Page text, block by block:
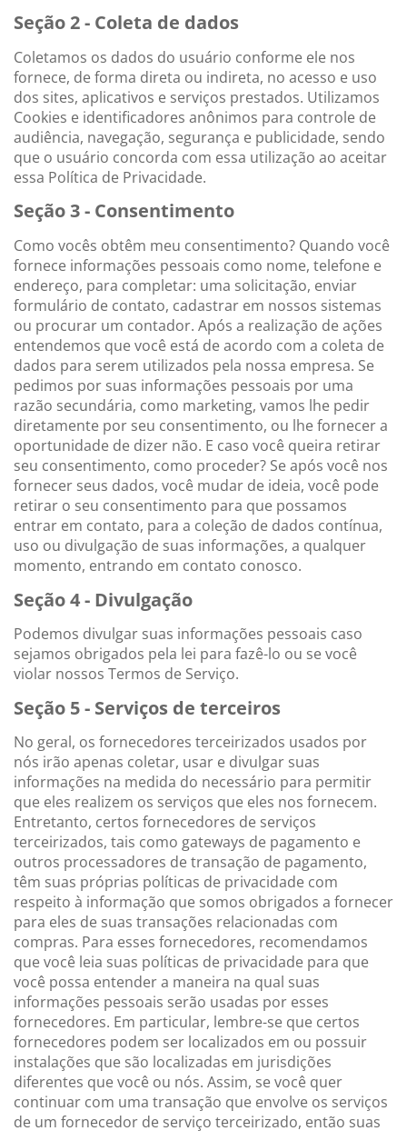
Seção 2 - Coleta de dados
Coletamos os dados do usuário conforme ele nos
fornece, de forma direta ou indireta, no acesso e uso
dos sites, aplicativos e serviços prestados. Utilizamos
Cookies e identificadores anônimos para controle de
audiência, navegação, segurança e publicidade, sendo
que o usuário concorda com essa utilização ao aceitar
essa Política de Privacidade.
Seção 3 - Consentimento
Como vocês obtêm meu consentimento? Quando você
fornece informações pessoais como nome, telefone e
endereço, para completar: uma solicitação, enviar
formulário de contato, cadastrar em nossos sistemas
ou procurar um contador. Após a realização de ações
entendemos que você está de acordo com a coleta de
dados para serem utilizados pela nossa empresa. Se
pedimos por suas informações pessoais por uma
razão secundária, como marketing, vamos lhe pedir
diretamente por seu consentimento, ou lhe fornecer a
oportunidade de dizer não. E caso você queira retirar
seu consentimento, como proceder? Se após você nos
fornecer seus dados, você mudar de ideia, você pode
retirar o seu consentimento para que possamos
entrar em contato, para a coleção de dados contínua,
uso ou divulgação de suas informações, a qualquer
momento, entrando em contato conosco.
Seção 4 - Divulgação
Podemos divulgar suas informações pessoais caso
sejamos obrigados pela lei para fazê-lo ou se você
violar nossos Termos de Serviço.
Seção 5 - Serviços de terceiros
No geral, os fornecedores terceirizados usados por
nós irão apenas coletar, usar e divulgar suas
informações na medida do necessário para permitir
que eles realizem os serviços que eles nos fornecem.
Entretanto, certos fornecedores de serviços
terceirizados, tais como gateways de pagamento e
outros processadores de transação de pagamento,
têm suas próprias políticas de privacidade com
respeito à informação que somos obrigados a fornecer
para eles de suas transações relacionadas com
compras. Para esses fornecedores, recomendamos
que você leia suas políticas de privacidade para que
você possa entender a maneira na qual suas
informações pessoais serão usadas por esses
fornecedores. Em particular, lembre-se que certos
fornecedores podem ser localizados em ou possuir
instalações que são localizadas em jurisdições
diferentes que você ou nós. Assim, se você quer
continuar com uma transação que envolve os serviços
de um fornecedor de serviço terceirizado, então suas